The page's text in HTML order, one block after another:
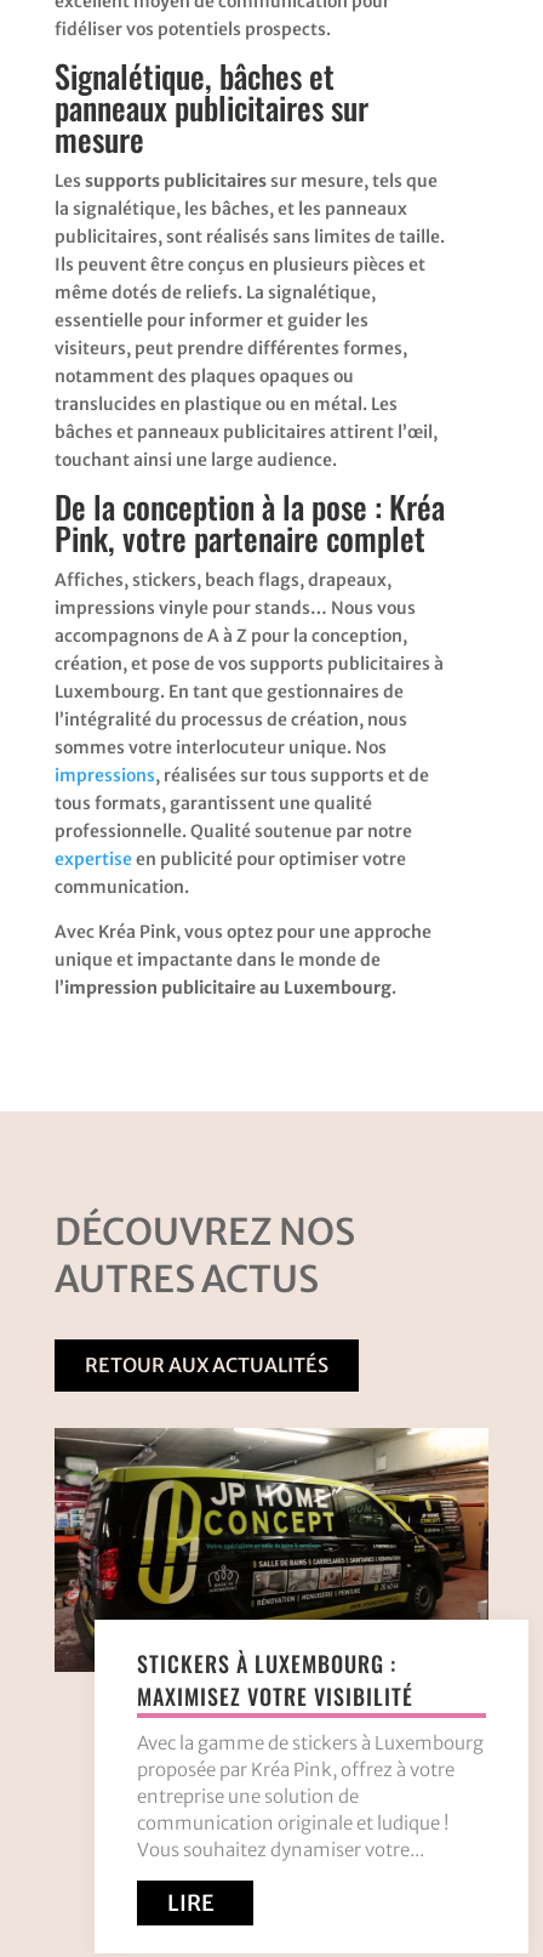
fidéliser vos potentiels prospects.
Signalétique, bâches et
panneaux publicitaires sur
mesure
Les supports publicitairessur mesure, tels que
la signalétique, les bâches, et les panneaux
publicitaires, sont réalisés sans limites de taille.
Ils peuvent être conçus en plusieurs pièces et
même dotés de reliefs. La signalétique,
essentielle pour informer et guider les
visiteurs, peut prendre différentes formes,
notamment des plaques opaques ou
translucides en plastique ou en métal. Les
bâches et panneaux publicitaires attirent l’œil,
touchant ainsi une large audience.
De la conception à la pose : Kréa
Pink, votre partenaire complet
Affiches, stickers, beach flags, drapeaux,
impressions vinyle pour stands… Nous vous
accompagnons de A à Z pour la conception,
création, et pose de vos supports publicitaires à
Luxembourg. En tant que gestionnaires de
l’intégralité du processus de création, nous
sommes votre interlocuteur unique. Nos
impressions, réalisées sur tous supports et de
tous formats, garantissent une qualité
professionnelle. Qualité soutenue par notre
expertiseen publicité pour optimiser votre
communication.
Avec Kréa Pink, vous optez pour une approche
unique et impactante dans le monde de
l’impression publicitaire au Luxembourg.
DÉCOUVREZ NOS
AUTRES ACTUS
RETOUR AUX ACTUALITÉS
STICKERS À LUXEMBOURG :
MAXIMISEZ VOTRE VISIBILITÉ
Avec la gamme de stickers à Luxembourg
proposée par Kréa Pink, offrez à votre
entreprise une solution de
communication originale et ludique !
Vous souhaitez dynamiser votre...
LIRE